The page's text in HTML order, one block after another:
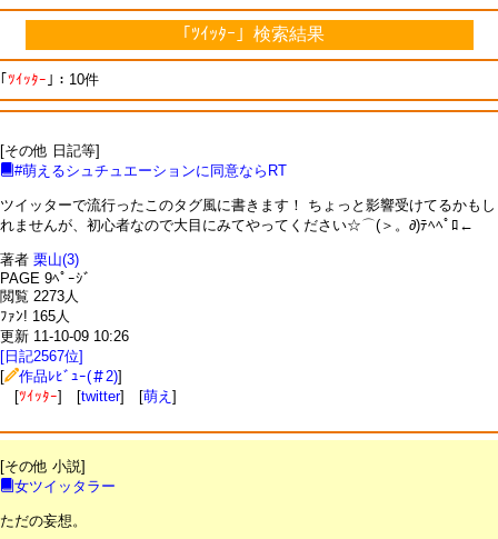
「ﾂｲｯﾀｰ」検索結果
｢ ﾂｲｯﾀｰ ｣：10件
[その他 日記等]
#萌えるシュチュエーションに同意ならRT
ツイッターで流行ったこのタグ風に書きます！ ちょっと影響受けてるかもし
れませんが、初心者なので大目にみてやってください☆⌒(＞。∂)ﾃﾍﾍﾟﾛ←
著者 栗山(3)
PAGE 9ﾍﾟｰｼﾞ
閲覧 2273人
ﾌｧﾝ! 165人
更新 11-10-09 10:26
[日記2567位]
[
作品ﾚﾋﾞｭｰ(＃2)]
[ﾂｲｯﾀｰ] [twitter] [萌え ]
[その他 小説]
女ツイッタラー
ただの妄想。